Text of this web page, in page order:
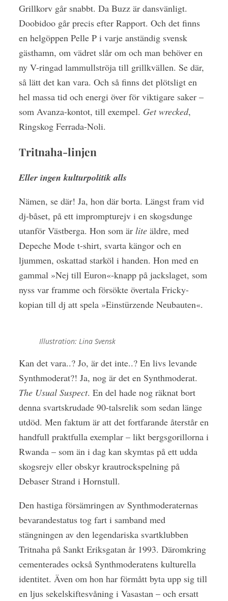
Grillkorv går snabbt. Da Buzz är dansvänligt.
Doobidoo går precis efter Rapport. Och det finns
en helgöppen Pelle P i varje anständig svensk
gästhamn, om vädret slår om och man behöver en
ny V-ringad lammullströja till grillkvällen. Se där,
så lätt det kan vara. Och så finns det plötsligt en
hel massa tid och energi över för viktigare saker –
som Avanza-kontot, till exempel. Get wrecked,
Ringskog Ferrada-Noli.
Tritnaha-linjen
Eller ingen kulturpolitik alls
Nämen, se där! Ja, hon där borta. Längst fram vid
dj-båset, på ett imprompturejv i en skogsdunge
utanför Västberga. Hon som är liteäldre, med
Depeche Mode t-shirt, svarta kängor och en
ljummen, oskattad starköl i handen. Hon med en
gammal »Nej till Euron«-knapp på jackslaget, som
nyss var framme och försökte övertala Fricky-
kopian till dj att spela »Einstürzende Neubauten«.
Illustration: Lina Svensk
Kan det vara..? Jo, är det inte..? En livs levande
Synthmoderat?! Ja, nog är det en Synthmoderat.
The Usual Suspect. En del hade nog räknat bort
denna svartskrudade 90-talsrelik som sedan länge
utdöd. Men faktum är att det fortfarande återstår en
handfull praktfulla exemplar – likt bergsgorillorna i
Rwanda – som än i dag kan skymtas på ett udda
skogsrejv eller obskyr krautrockspelning på
Debaser Strand i Hornstull.
Den hastiga försämringen av Synthmoderaternas
bevarandestatus tog fart i samband med
stängningen av den legendariska svartklubben
Tritnaha på Sankt Eriksgatan år 1993. Däromkring
cementerades också Synthmoderatens kulturella
identitet. Även om hon har förmått byta upp sig till
en ljus sekelskiftesvåning i Vasastan – och ersatt